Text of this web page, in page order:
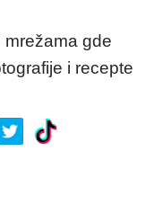
mrežama gde
i recepte